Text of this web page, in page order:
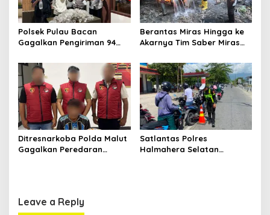
Polsek Pulau Bacan
Gagalkan Pengiriman 94
Tikus di Pelabuhan Kupal
Berantas Miras Hingga ke
Akarnya Tim Saber Miras
Bongkar Penyulingan Cap
Tikus Aktif
Ditresnarkoba Polda Malut
Gagalkan Peredaran
Satlantas Polres
Halmahera Selatan
Leave a Reply